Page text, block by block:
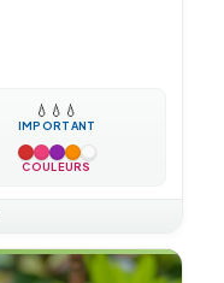
💧 💧 💧
IMPORTANT
COULEURS